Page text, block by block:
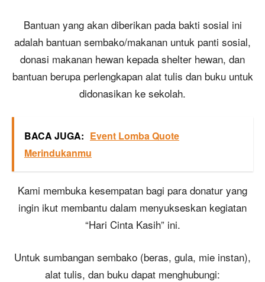
Bantuan yang akan diberikan pada bakti sosial ini
adalah bantuan sembako/makanan untuk panti sosial,
donasi makanan hewan kepada shelter hewan, dan
bantuan berupa perlengkapan alat tulis dan buku untuk
didonasikan ke sekolah.
BACA JUGA: Event Lomba Quote
Merindukanmu
Kami membuka kesempatan bagi para donatur yang
ingin ikut membantu dalam menyukseskan kegiatan
“Hari Cinta Kasih” ini.
Untuk sumbangan sembako (beras, gula, mie instan),
alat tulis, dan buku dapat menghubungi: